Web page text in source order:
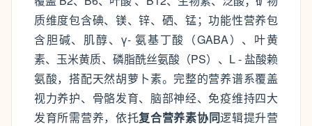
质维度包含碘、镁、锌、硒、锰；功能性营养包
含胆碱、肌醇、γ- 氨基丁酸（GABA）、叶黄
素、玉米黄质、磷脂酰丝氨酸（PS）、L - 盐酸赖
氨酸，搭配天然胡萝卜素。完整的营养谱系覆盖
视力养护、骨骼发育、脑部神经、免疫维持四大
发育所需营养，依托复合营养素协同逻辑提升营